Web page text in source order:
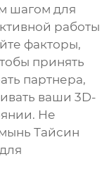
шагом для
работы
факторы,
принять
партнера,
ваши 3D-
Не
Тайсин
для